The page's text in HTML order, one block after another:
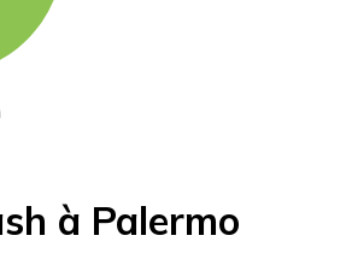
à Palermo